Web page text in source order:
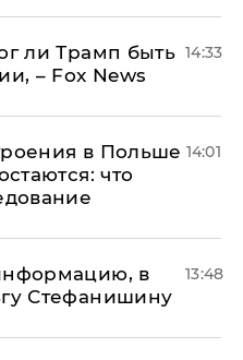
ли Трамп быть
– Fox News
14:33
в Польше
что
14:01
в
Стефанишину
13:48